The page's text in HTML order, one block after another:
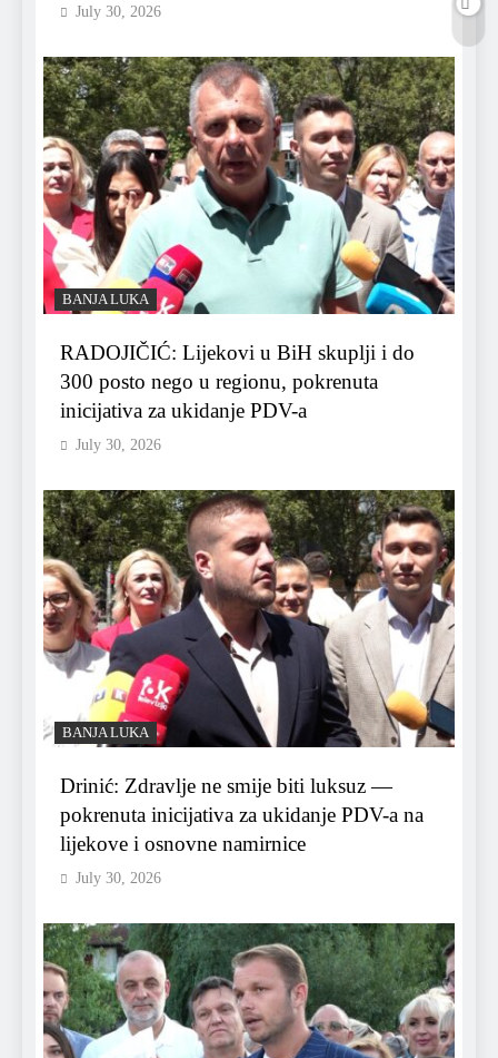
July 30, 2026
BANJA LUKA
RADOJIČIĆ: Lijekovi u BiH skuplji i do
300 posto nego u regionu, pokrenuta
inicijativa za ukidanje PDV-a
July 30, 2026
BANJA LUKA
Drinić: Zdravlje ne smije biti luksuz —
pokrenuta inicijativa za ukidanje PDV-a na
lijekove i osnovne namirnice
July 30, 2026